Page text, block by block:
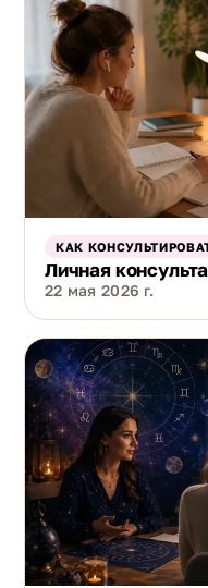
КАК
Личная
22 мая 2026 г.